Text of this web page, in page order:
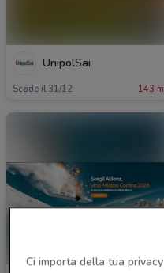
UnipolSai
Scade il 31/12 143 m
Ci importa della tua privacy